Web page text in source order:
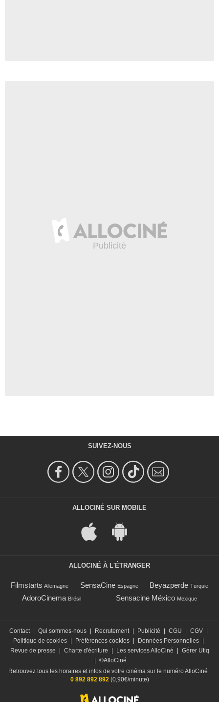
SUIVEZ-NOUS
ALLOCINÉ SUR MOBILE
ALLOCINÉ À L'ÉTRANGER
Filmstarts Allemagne SensaCine Espagne Beyazperde Turquie
AdoroCinema Brésil Sensacine México Mexique
Contact Qui sommes-nous Recrutement Publicité CGU CGV
Politique de cookies
Préférences cookies Données Personnelles
Revue de presse
Charte d'écriture Les services AlloCiné
Gérer Utiq
©AlloCiné
Retrouvez tous les horaires et infos de votre cinéma sur le numéro AlloCiné :
0 892 892 892(0,90€/minute)